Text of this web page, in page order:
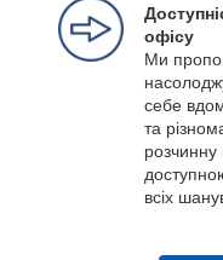
офісу
Ми
себе
та
розчинну
всіх